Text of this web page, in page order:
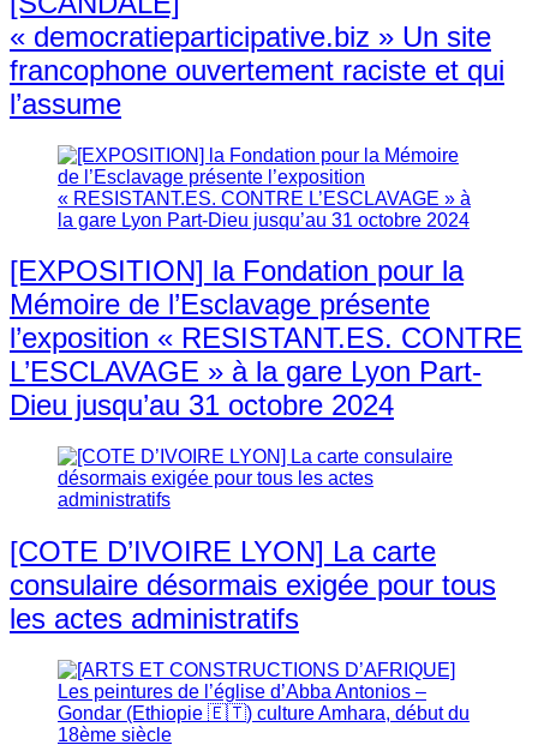
« democratieparticipative.biz » Un site
francophone ouvertement raciste et qui
l’assume
[EXPOSITION] la Fondation pour la
Mémoire de l’Esclavage présente
l’exposition « RESISTANT.ES. CONTRE
L’ESCLAVAGE » à la gare Lyon Part-
Dieu jusqu’au 31 octobre 2024
[COTE D’IVOIRE LYON] La carte
consulaire désormais exigée pour tous
les actes administratifs